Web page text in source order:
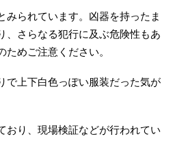
みられています。凶器を持ったま
、さらなる犯行に及ぶ危険性もあ
ためご注意ください。
で上下白色っぽい服装だった気が
おり、現場検証などが行われてい